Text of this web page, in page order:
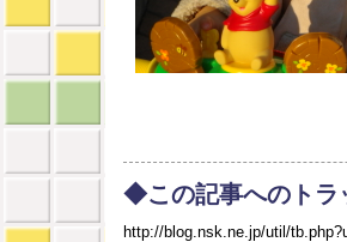
◆この記事へのトラ
http://blog.nsk.ne.jp/util/